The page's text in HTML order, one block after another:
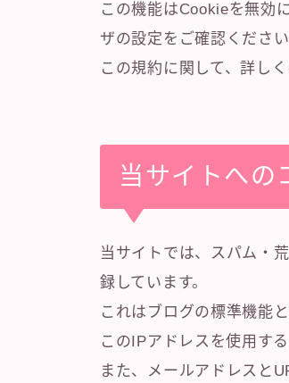
この機能はCookieを無効
ザの設定をご確認ください
この規約に関して、詳し
当サイトへの
当サイトでは、スパム・
録しています。
これはブログの標準機能
このIPアドレスを使用す
また、メールアドレスと